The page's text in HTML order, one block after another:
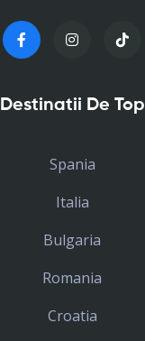
Destinatii De Top
Spania
Italia
Bulgaria
Romania
Croatia